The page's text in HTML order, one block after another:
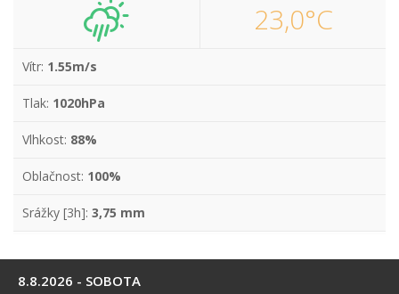
23,0°C
Vítr: 1.55m/s
Tlak: 1020hPa
Vlhkost: 88%
Oblačnost: 100%
Srážky [3h]: 3,75 mm
8.8.2026 - SOBOTA